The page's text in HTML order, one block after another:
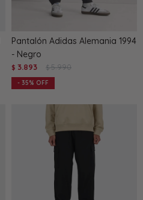
Pantalón Adidas Alemania 1994
- Negro
$ 3.893 $ 5.990
35